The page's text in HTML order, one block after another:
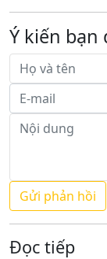
Ý kiến bạn
Đọc tiếp